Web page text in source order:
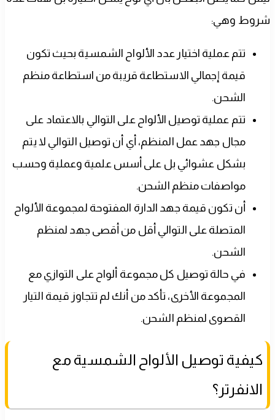
شروط وهي:
تتم عملية اختيار عدد الألواح الشمسية بحيث تكون
قيمة إجمالي الاستطاعة قريبة من استطاعة منظم
الشحن.
تتم عملية توصيل الألواح على التوالي بالاعتماد على
مجال جهد عمل المنظم، أي أن توصيل التوالي لا يتم
بشكل عشوائي بل على أسس علمية وعملية وحسب
مواصفات منظم الشحن.
أن تكون قيمة جهد الدارة المفتوحة لمجموعة الألواح
المتصلة على التوالي أقل من أقصى جهد لمنظم
الشحن.
في حالة توصيل كل مجموعة ألواح على التوازي مع
المجموعة الأخرى، تأكد من أنك لم تتجاوز قيمة التيار
القصوى لمنظم الشحن.
كيفية توصيل الألواح الشمسية مع
الانفرتر؟